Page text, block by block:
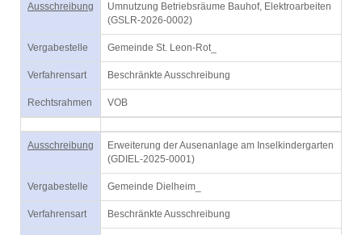
Ausschreibung
Umnutzung Betriebsräume Bauhof, Elektroarbeiten
(GSLR-2026-0002)
Vergabestelle Gemeinde St. Leon-Rot_
Verfahrensart Beschränkte Ausschreibung
Rechtsrahmen VOB
Ausschreibung
Erweiterung der Ausenanlage am Inselkindergarten
(GDIEL-2025-0001)
Vergabestelle Gemeinde Dielheim_
Verfahrensart Beschränkte Ausschreibung